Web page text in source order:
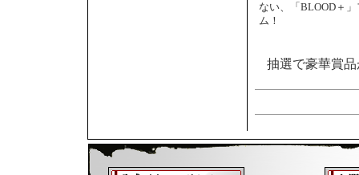
ない、「BLOOD＋
ム！
抽選で豪華賞